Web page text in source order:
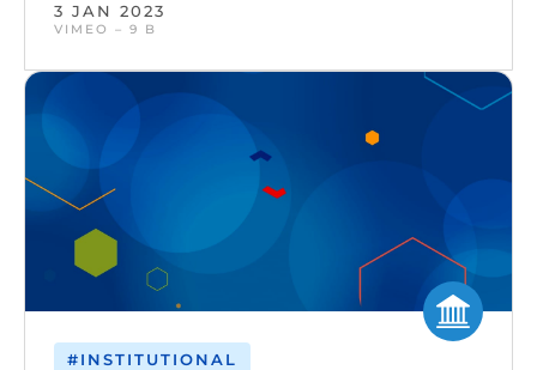
3 JAN 2023
VIMEO – 9 B
#INSTITUTIONAL